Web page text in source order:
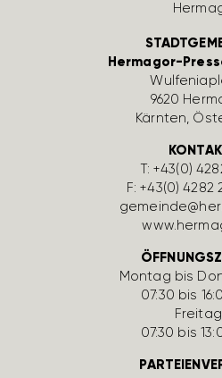
Hermagor-
9620
Kärnten,
T:+43(0)
F: +43(0) 4282
Montag bis
07:30 bis
07:30 bis